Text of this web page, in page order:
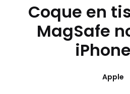
Coque en
MagSafe
Apple